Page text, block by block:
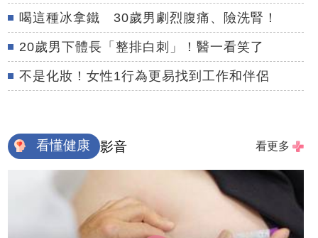
喝這種冰拿鐵 30歲男劇烈腹痛、險洗腎！
20歲男下體長「整排白刺」！醫一看笑了
不是化妝！女性1行為更易找到工作和伴侶
看懂健康 影音 看更多